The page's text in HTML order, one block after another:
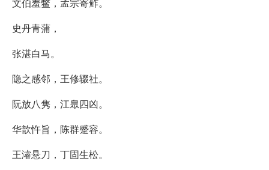
史丹青蒲，
张湛白马。
隐之感邻，王修辍社。
阮放八隽，江臮四凶。
华歆忤旨，陈群蹙容。
王濬悬刀，丁固生松。